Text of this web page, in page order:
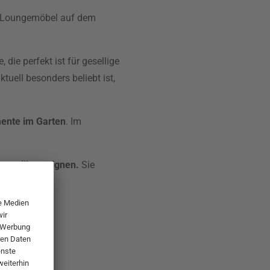
auf dem
die perfekt ist für gesellige
besonders beliebt ist,
im Garten. Im
eignen. Sie